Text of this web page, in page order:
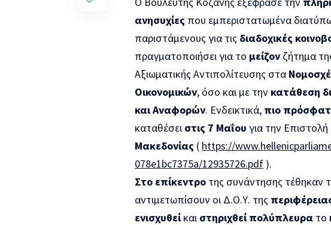
ανησυχίες που εμπεριστατωμένα
παριστάμενους για τις διαδοχικές
πραγματοποιήσει για το μείζον ζήτημα
Αξιωματικής Αντιπολίτευσης στα
Οικονομικών, όσο και με την κατάθεση
και Αναφορών. Ενδεικτικά, πιο
καταθέσει στις 7 Μαΐου για την Επιστολή
Μακεδονίας ( https://
078e1bc7375a/12935726.pdf ).
Στο επίκεντρο της συνάντησης τέθηκαν
αντιμετωπίσουν οι Δ.Ο.Υ. της
ενισχυθείκαι στηριχθεί πολύπλευρα το